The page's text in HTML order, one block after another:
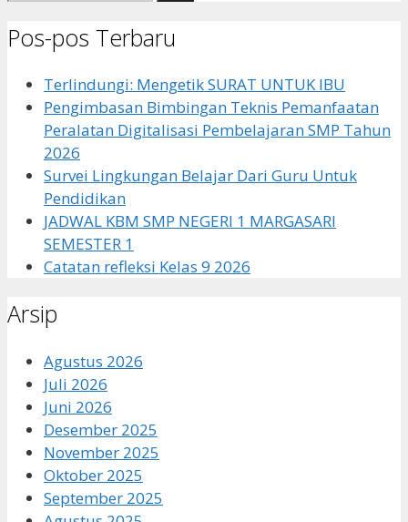
Pos-pos Terbaru
Terlindungi: Mengetik SURAT UNTUK IBU
Pengimbasan Bimbingan Teknis Pemanfaatan
Peralatan Digitalisasi Pembelajaran SMP Tahun
2026
Survei Lingkungan Belajar Dari Guru Untuk
Pendidikan
JADWAL KBM SMP NEGERI 1 MARGASARI
SEMESTER 1
Catatan refleksi Kelas 9 2026
Arsip
Agustus 2026
Juli 2026
Juni 2026
Desember 2025
November 2025
Oktober 2025
September 2025